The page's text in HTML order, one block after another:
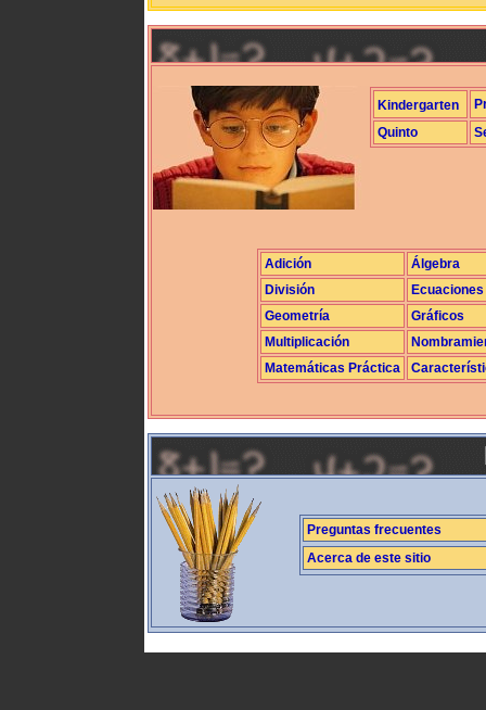
Kindergarten
Quinto
Adición
Álgebra
División
Ecuaciones
Geometría
Gráficos
Multiplicación
Matemáticas Práctica
Preguntas frecuentes
Acerca de este sitio